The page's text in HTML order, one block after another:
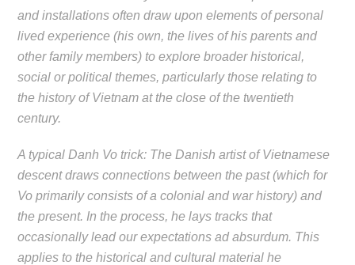
and installations often draw upon elements of personal
lived experience (his own, the lives of his parents and
other family members) to explore broader historical,
social or political themes, particularly those relating to
the history of Vietnam at the close of the twentieth
century.
A typical Danh Vo trick: The Danish artist of Vietnamese
descent draws connections between the past (which for
Vo primarily consists of a colonial and war history) and
the present. In the process, he lays tracks that
occasionally lead our expectations ad absurdum. This
applies to the historical and cultural material he